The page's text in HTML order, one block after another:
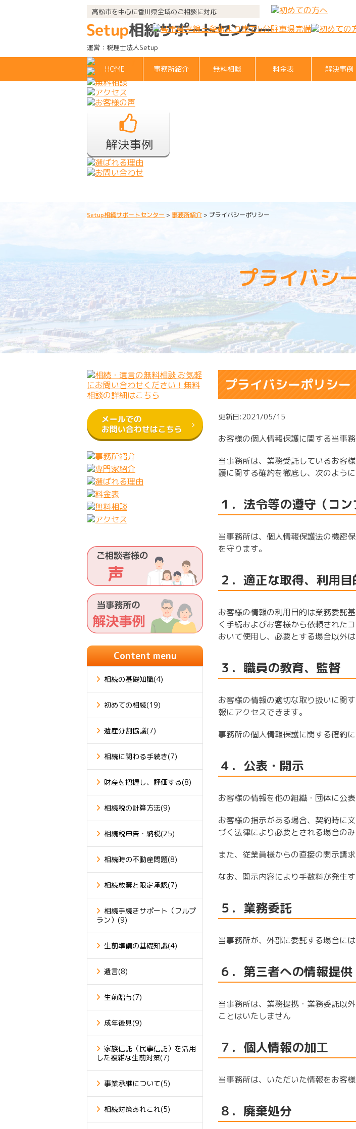
高松市を中心に香川県全域のご相談に対応
運営：税理士法人Setup
HOME 事務所紹介 無料相談 料金表 解決事例
Setup相続サポートセンター > 事務所紹介 > プライバシーポリシー
プライバシ
0120-333-628
Content menu
相続の基礎知識(4)
初めての相続(19)
遺産分割協議(7)
相続に関わる手続き(7)
財産を把握し、評価する(8)
相続税の計算方法(9)
相続税申告・納税(25)
相続時の不動産問題(8)
相続放棄と限定承認(7)
相続手続きサポート（フルプ
ラン） (9)
生前準備の基礎知識(4)
遺言(8)
生前贈与(7)
成年後見(9)
家族信託（民事信託）を活用
した複雑な生前対策(7)
事業承継について(5)
相続対策あれこれ(5)
プライバシーポリシー
更新日:2021/05/15
お客様の個人情報保護に関する当事
当事務所は、業務受託しているお客
護に関する確約を徹底し、次のよう
１．法令等の遵守（コン
当事務所は、個人情報保護法の機密
を守ります。
２．適正な取得、利用目
お客様の情報の利用目的は業務委託
く手続およびお客様から依頼された
おいて使用し、必要とする場合以外
３．職員の教育、監督
お客様の情報の適切な取り扱いに関
報にアクセスできます。
事務所の個人情報保護に関する確約
４．公表・開示
お客様の情報を他の組織・団体に公
お客様の指示がある場合、契約時に
づく法律により必要とされる場合のみ
また、従業員様からの直接の開示請
なお、開示内容により手数料が発生す
５．業務委託
当事務所が、外部に委託する場合に
６．第三者への情報提供
当事務所は、業務提携・業務委託以
ことはいたしません
７．個人情報の加工
当事務所は、いただいた情報をお客
８．廃棄処分